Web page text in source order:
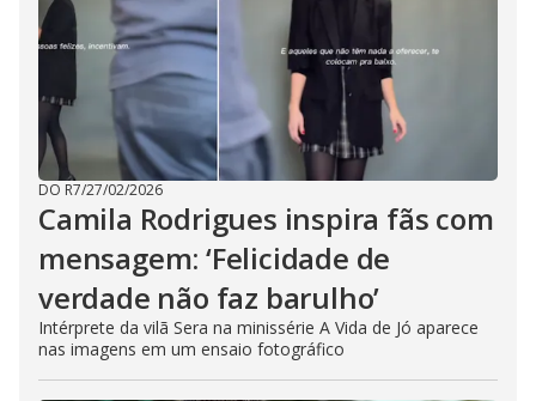
DO R7/27/02/2026
Camila Rodrigues inspira fãs com
mensagem: ‘Felicidade de
verdade não faz barulho’
Intérprete da vilã Sera na minissérie A Vida de Jó aparece
nas imagens em um ensaio fotográfico